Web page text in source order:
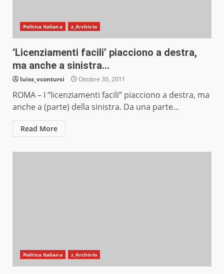
Politica Italiana z_Archivio
‘Licenziamenti facili’ piacciono a destra,
ma anche a sinistra…
luiss_vcontursi Ottobre 30, 2011
ROMA – I “licenziamenti facili” piacciono a destra, ma
anche a (parte) della sinistra. Da una parte...
Read More
Politica Italiana z_Archivio